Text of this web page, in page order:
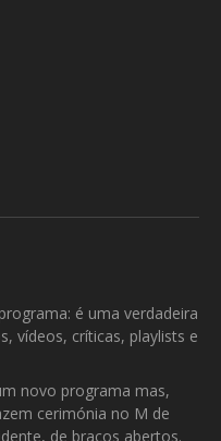
é uma verdadeira
vídeos, críticas, playlists e
novo programa mas,
cerimónia no M de
de braços abertos.